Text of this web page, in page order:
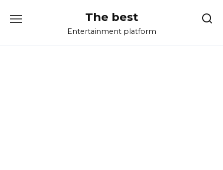
The best
Entertainment platform